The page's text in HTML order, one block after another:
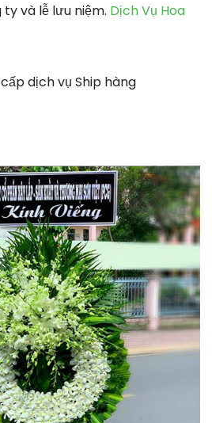
và lễ lưu niệm. Dịch Vụ Hoa
dịch vụ Ship hàng